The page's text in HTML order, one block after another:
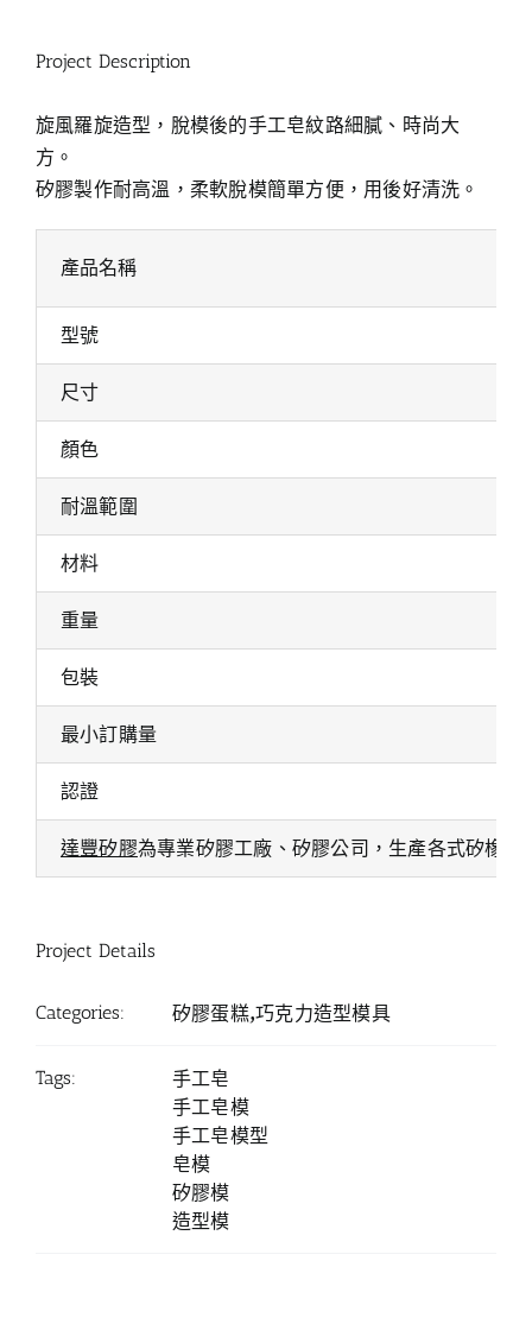
Project Description
旋風羅旋造型，脫模後的手工皂紋路細膩、時尚大
方。
矽膠製作耐高溫，柔軟脫模簡單方便，用後好清洗。
產品名稱
型號
尺寸
顏色
耐溫範圍
材料
重量
包裝
最小訂購量
認證
達豐矽膠為專業矽膠工廠、矽膠公司，生產各式矽橡
Project Details
Categories: 矽膠蛋糕,巧克力造型模具
Tags:
手工皂
手工皂模
手工皂模型
皂模
矽膠模
造型模